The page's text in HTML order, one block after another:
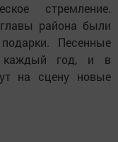
стремление.
района были
Песенные
каждый год, и в
на сцену новые